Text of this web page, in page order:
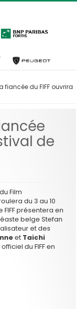
fiancée du FIFF ouvrira
de
Film
du 3 au 10
FIFF présentera en
belge Stefan
et des
et Taichi
du FIFF en